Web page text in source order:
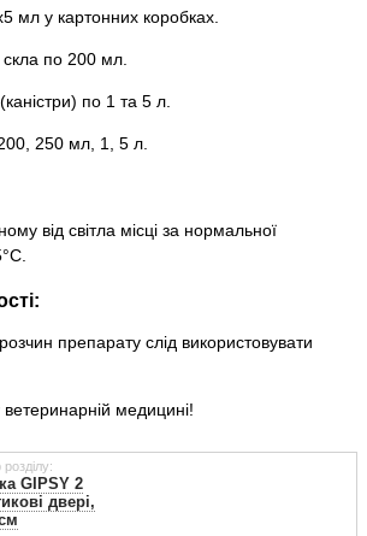
мл у картонних коробках.
скла по 200 мл.
по 1 та 5 л.
250 мл, 1, 5 л.
від світла місці за нормальної
препарату слід використовувати
медицині!
GIPSY 2
двері,